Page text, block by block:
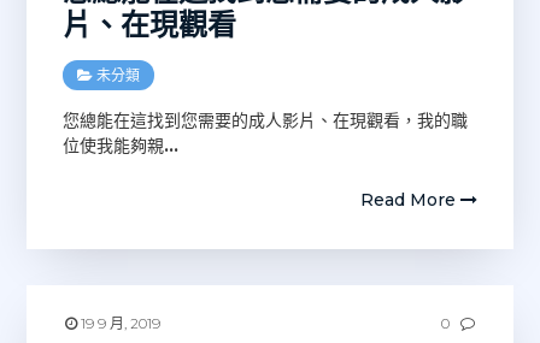
片、在現觀看
未分類
您總能在這找到您需要的成人影片、在現觀看，我的職
位使我能夠親…
Read More
19 9 月, 2019 0